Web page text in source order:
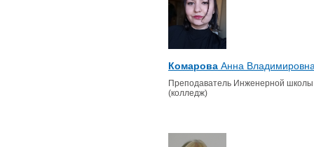
Комарова Анна
Преподаватель Инженерной
(колледж)